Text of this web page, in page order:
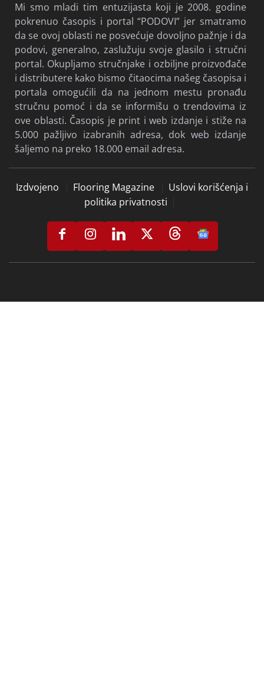
Mi smo mladi tim entuzijasta koji je 2008. godine
pokrenuo časopis i portal “PODOVI” jer smatramo
da se ovoj oblasti ne posvećuje dovoljno pažnje i da
podovi, generalno, zaslužuju svoje glasilo i stručni
portal. Okupljamo stručnjake i ozbiljne proizvođače
i distributere kako bismo čitaocima našeg časopisa i
portala omogućili da na jednom mestu pronađu
stručnu pomoć i da se informišu o trendovima iz
ove oblasti. Časopis je print i web izdanje i stiže na
5.000 pažljivo izabranih adresa, dok web izdanje
šaljemo na preko 18.000 email adresa.
Izdvojeno Flooring Magazine
Uslovi korišćenja i
politika privatnosti